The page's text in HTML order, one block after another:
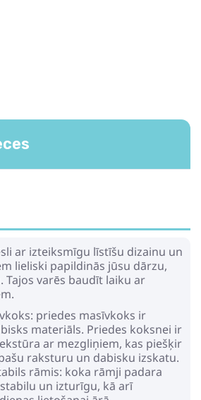
ar izteiksmīgu līstīšu dizainu un
lieliski papildinās jūsu dārzu,
Tajos varēs baudīt laiku ar
priedes masīvkoks ir
materiāls. Priedes koksnei ir
ar mezgliņiem, kas piešķir
raksturu un dabisku izskatu.
rāmis: koka rāmji padara
un izturīgu, kā arī